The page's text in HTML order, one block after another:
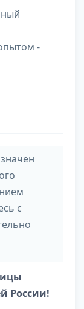
-
с
России!